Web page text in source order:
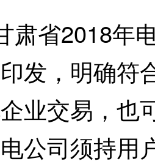
省2018年电
发，明确符
业交易，也
公司须持用